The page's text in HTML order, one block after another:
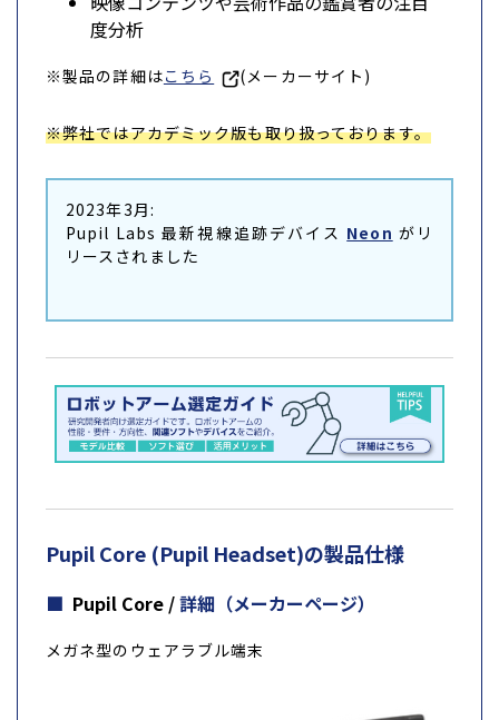
度分析
※製品の詳細はこちら (メーカーサイト)
※弊社ではアカデミック版も取り扱っております。
2023年3月:
Pupil Labs 最新視線追跡デバイス Neon がリ
リースされました
Pupil Core (Pupil Headset)の製品仕様
Pupil Core /詳細（メーカーページ）
メガネ型のウェアラブル端末